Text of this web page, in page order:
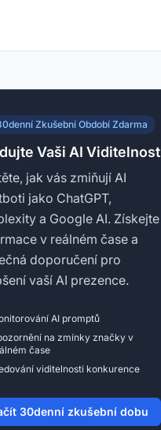
Zkušební Období Zdarma
Vaši AI Viditelnost
jak vás zmiňují AI
jako ChatGPT,
a Google AI. Získejte
v reálném čase a
doporučení pro
vaší AI prezence.
AI promptů
na zmínky značky v
čase
viditelnosti konkurence
30denní zkušební dobu